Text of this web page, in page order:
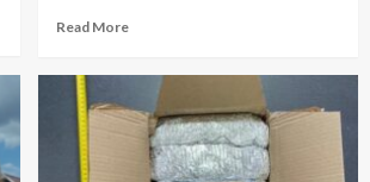
Read More